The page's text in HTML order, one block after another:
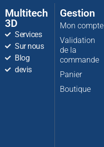
Multitech
3D
Services
Sur nous
Blog
devis
Gestion
Mon compte
Validation
de la
commande
Panier
Boutique